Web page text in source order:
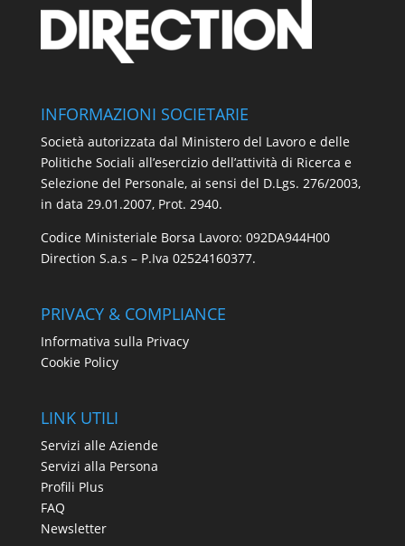
INFORMAZIONI SOCIETARIE
Società autorizzata dal Ministero del Lavoro e delle
Politiche Sociali all’esercizio dell’attività di Ricerca e
Selezione del Personale, ai sensi del D.Lgs. 276/2003,
in data 29.01.2007, Prot. 2940.
Codice Ministeriale Borsa Lavoro: 092DA944H00
Direction S.a.s – P.Iva 02524160377.
PRIVACY & COMPLIANCE
Informativa sulla Privacy
Cookie Policy
LINK UTILI
Servizi alle Aziende
Servizi alla Persona
Profili Plus
FAQ
Newsletter